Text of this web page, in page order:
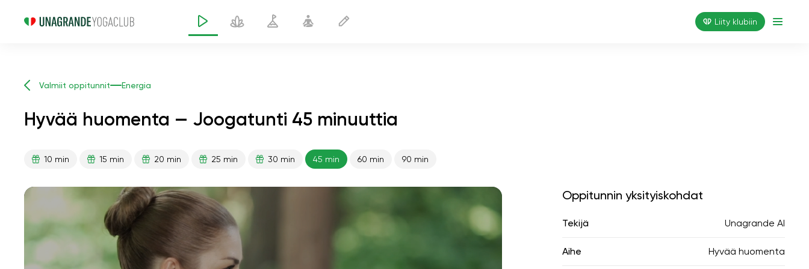
Liity klubiin
Valmiit oppitunnit Energia
Hyvää huomenta — Joogatunti 45 minuuttia
10 min 15 min 20 min 25 min 30 min 45 min 60 min 90 min
Oppitunnin yksityiskohdat
Tekijä Unagrande AI
Aihe Hyvää huomenta